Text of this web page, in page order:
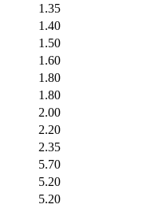
1.35
1.40
1.50
1.60
1.80
1.80
2.00
2.20
2.35
5.70
5.20
5.20